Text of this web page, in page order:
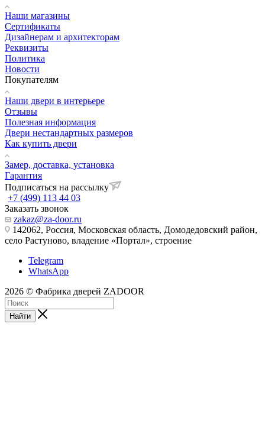
Наши магазины
Сертификаты
Дизайнерам и архитекторам
Реквизиты
Политика
Новости
Покупателям
Наши двери в интерьере
Отзывы
Полезная информация
Двери нестандартных размеров
Как купить двери
Замер, доставка, установка
Гарантия
Подписаться на рассылку
+7 (499) 113 44 03
Заказать звонок
zakaz@za-door.ru
142062, Россия, Московская область, Домодедовский район,
село Растуново, владение «Портал», строение
Telegram
WhatsApp
2026 © Фабрика дверей ZADOOR
Найти